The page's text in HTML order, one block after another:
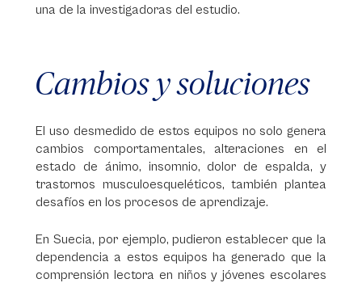
una de la investigadoras del estudio.
Cambios y soluciones
El uso desmedido de estos equipos no solo genera
cambios comportamentales, alteraciones en el
estado de ánimo, insomnio, dolor de espalda, y
trastornos musculoesqueléticos, también plantea
desafíos en los procesos de aprendizaje.
En Suecia, por ejemplo, pudieron establecer que la
dependencia a estos equipos ha generado que la
comprensión lectora en niños y jóvenes escolares